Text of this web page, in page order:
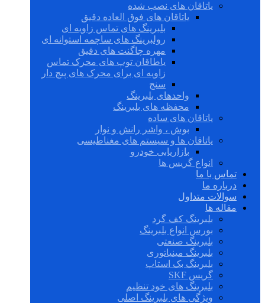
یاتاقان های نصب شده
یاتاقان های فوق العاده دقیق
بلبرینگ های تماس زاویه ای
رولبرینگ های ساچمه استوانه ای
مهره چاگنت های دقیق
یاطاقان توپ های محرک تماس
زاویه ای برای محرک های پیچ دار
سنج
واحدهای بلبرینگ
محفظه های بلبرینگ
یاتاقان های ساده
بوش ، واشر رانش و نوار
یاتاقان ها و سیستم های مغناطیسی
بازاریابی خودرو
انواع گریس ها
تماس با ما
درباره ما
سوالات متداول
مقاله ها
بلبرینگ کف گرد
بورس انواع بلبرینگ
بلبرینگ صنعتی
بلبرینگ مینیاتوری
بلبرینگ بک استاپ
گریس SKF
بلبرینگ های خود تنظیم
ویژگی های بلبرینگ اصلی